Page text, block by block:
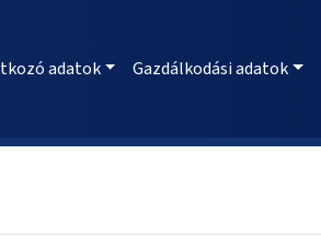
adatok Gazdálkodási adatok